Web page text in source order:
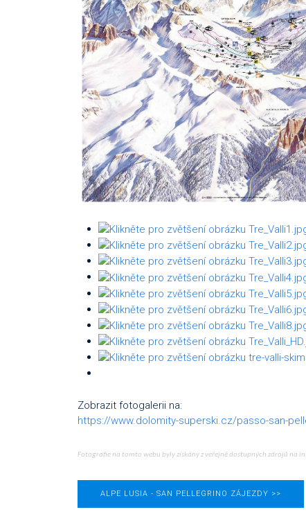
Zobrazit fotogalerii na:
https://www.dolomity-superski.cz/passo-san-
Fotografie na tomto webu byly získány z veřejně dostupných zdrojů na
ALPE LUSIA - SAN PELLEGRINO ZÁJEZDY >>